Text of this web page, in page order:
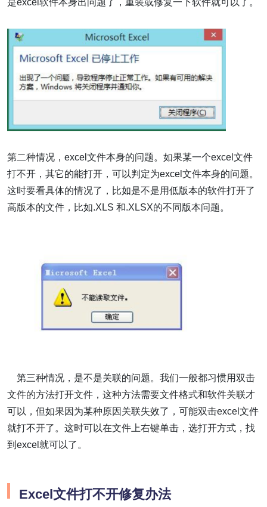
第二种情况，excel文件本身的问题。如果某一个excel文件
打不开，其它的能打开，可以判定为excel文件本身的问题。
这时要看具体的情况了，比如是不是用低版本的软件打开了
高版本的文件，比如.XLS 和.XLSX的不同版本问题。
第三种情况，是不是关联的问题。我们一般都习惯用双击
文件的方法打开文件，这种方法需要文件格式和软件关联才
可以，但如果因为某种原因关联失效了，可能双击excel文件
就打不开了。这时可以在文件上右键单击，选打开方式，找
到excel就可以了。
Excel文件打不开修复办法